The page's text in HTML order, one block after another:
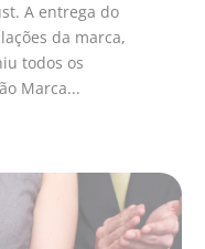
A entrega do
da marca,
todos os
Marca...